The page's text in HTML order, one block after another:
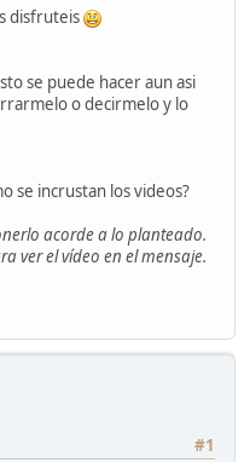
disfruteis
se puede hacer aun asi
o decirmelo y lo
se incrustan los videos?
acorde a lo planteado.
ver el vídeo en el mensaje.
#1